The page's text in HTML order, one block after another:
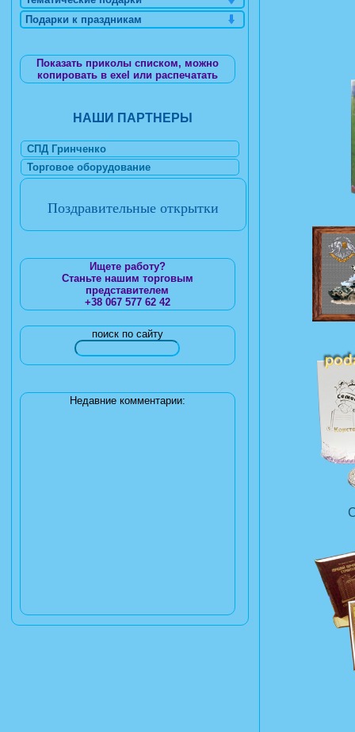
Подарки к праздникам
Показать приколы списком, можно
копировать в exel или распечатать
НАШИ ПАРТНЕРЫ
СПД Гринченко
Торговое оборудование
Поздравительные открытки
Ищете работу?
Станьте нашим торговым
представителем
+38 067 577 62 42
поиск по сайту
Недавние комментарии: